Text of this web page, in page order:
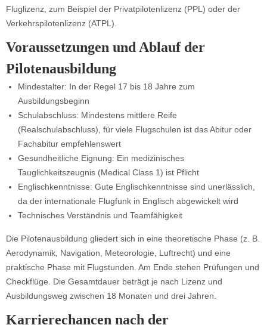
Fluglizenz, zum Beispiel der Privatpilotenlizenz (PPL) oder der
Verkehrspilotenlizenz (ATPL).
Voraussetzungen und Ablauf der
Pilotenausbildung
Mindestalter: In der Regel 17 bis 18 Jahre zum
Ausbildungsbeginn
Schulabschluss: Mindestens mittlere Reife
(Realschulabschluss), für viele Flugschulen ist das Abitur oder
Fachabitur empfehlenswert
Gesundheitliche Eignung: Ein medizinisches
Tauglichkeitszeugnis (Medical Class 1) ist Pflicht
Englischkenntnisse: Gute Englischkenntnisse sind unerlässlich,
da der internationale Flugfunk in Englisch abgewickelt wird
Technisches Verständnis und Teamfähigkeit
Die Pilotenausbildung gliedert sich in eine theoretische Phase (z. B.
Aerodynamik, Navigation, Meteorologie, Luftrecht) und eine
praktische Phase mit Flugstunden. Am Ende stehen Prüfungen und
Checkflüge. Die Gesamtdauer beträgt je nach Lizenz und
Ausbildungsweg zwischen 18 Monaten und drei Jahren.
Karrierechancen nach der